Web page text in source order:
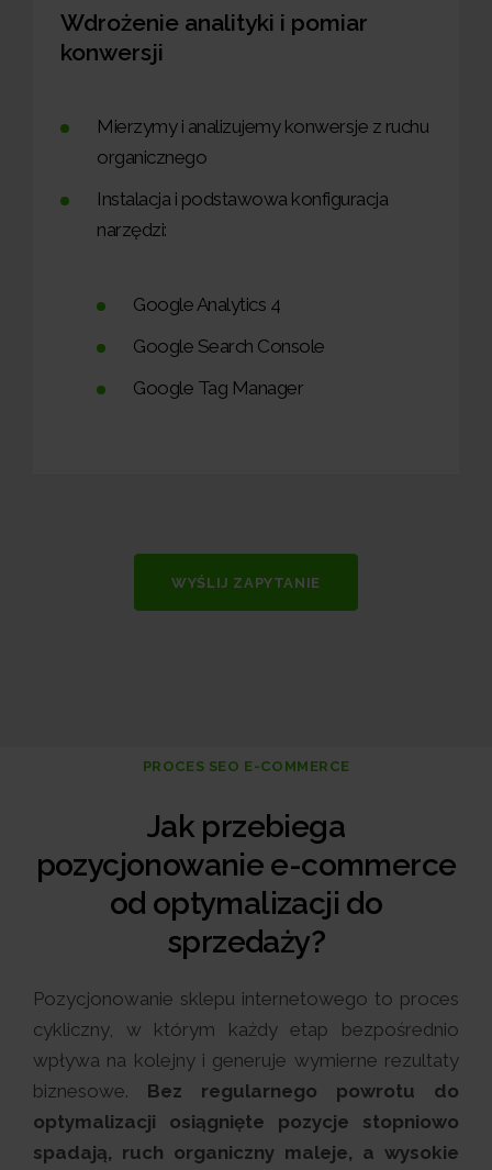
Wdrożenie analityki i pomiar
konwersji
Mierzymy i analizujemy konwersje z ruchu
organicznego
Instalacja i podstawowa konfiguracja
narzędzi:
Google Analytics 4
Google Search Console
Google Tag Manager
WYŚLIJ ZAPYTANIE
PROCES SEO E-COMMERCE
Jak przebiega
pozycjonowanie e-commerce
od optymalizacji do
sprzedaży?
Pozycjonowanie sklepu internetowego to proces
cykliczny, w którym każdy etap bezpośrednio
wpływa na kolejny i generuje wymierne rezultaty
biznesowe. Bez regularnego powrotu do
optymalizacji osiągnięte pozycje stopniowo
spadają, ruch organiczny maleje, a wysokie